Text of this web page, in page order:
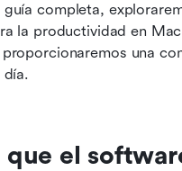
guía completa,
la productividad en
una
día.
que el